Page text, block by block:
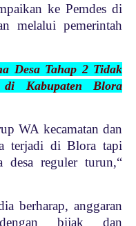
ke Pemdes di
melalui pemerintah
Desa Tahap 2 Tidak
Kabupaten Blora
WA kecamatan dan
terjadi di Blora tapi
desa reguler turun,“
berharap, anggaran
bijak dan